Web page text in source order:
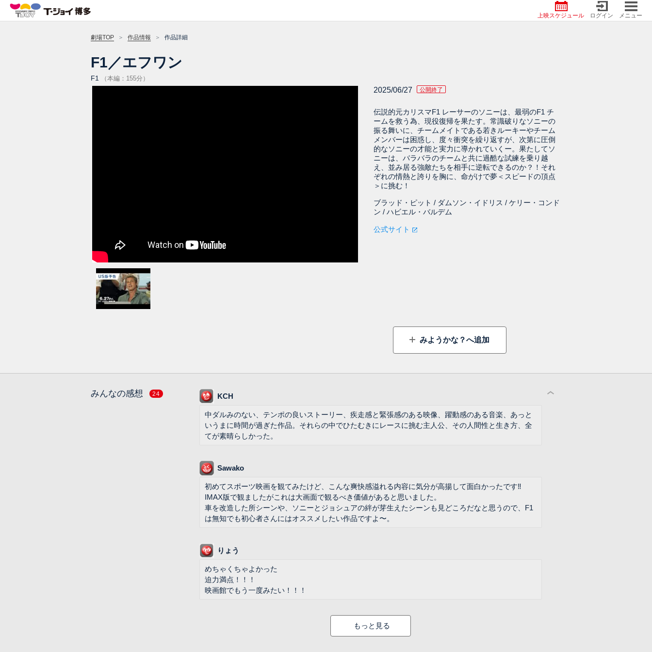
上映スケジュール ログイン メニュー
劇場TOP 作品情報 作品詳細
F1／エフワン
F1 （本編：155分）
2025/06/27 公開終了
伝説的元カリスマF1 レーサーのソニーは、最弱のF1 チ
ームを救う為、現役復帰を果たす。常識破りなソニーの
振る舞いに、チームメイトである若きルーキーやチーム
メンバーは困惑し、度々衝突を繰り返すが、次第に圧倒
的なソニーの才能と実力に導かれていくー。果たしてソ
ニーは、バラバラのチームと共に過酷な試練を乗り越
え、並み居る強敵たちを相手に逆転できるのか？！それ
ぞれの情熱と誇りを胸に、命がけで夢＜スピードの頂点
＞に挑む！
ブラッド・ピット / ダムソン・イドリス / ケリー・コンド
ン / ハビエル・バルデム
公式サイト
みようかな？へ追加
みんなの感想 24 KCH
中ダルみのない、テンポの良いストーリー、疾走感と緊張感のある映像、躍動感のある音楽、あっと
いうまに時間が過ぎた作品。それらの中でひたむきにレースに挑む主人公、その人間性と生き方、全
てが素晴らしかった。
Sawako
初めてスポーツ映画を観てみたけど、こんな爽快感溢れる内容に気分が高揚して面白かったです‼
IMAX版で観ましたがこれは大画面で観るべき価値があると思いました。
車を改造した所シーンや、ソニーとジョシュアの絆が芽生えたシーンも見どころだなと思うので、F1
は無知でも初心者さんにはオススメしたい作品ですよ〜。
りょう
めちゃくちゃよかった
迫力満点！！！
映画館でもう一度みたい！！！
もっと見る